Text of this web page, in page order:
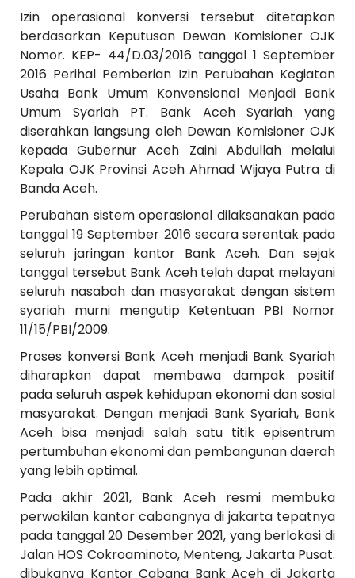
Izin operasional konversi tersebut ditetapkan
berdasarkan Keputusan Dewan Komisioner OJK
Nomor. KEP- 44/D.03/2016 tanggal 1 September
2016 Perihal Pemberian Izin Perubahan Kegiatan
Usaha Bank Umum Konvensional Menjadi Bank
Umum Syariah PT. Bank Aceh Syariah yang
diserahkan langsung oleh Dewan Komisioner OJK
kepada Gubernur Aceh Zaini Abdullah melalui
Kepala OJK Provinsi Aceh Ahmad Wijaya Putra di
Banda Aceh.
Perubahan sistem operasional dilaksanakan pada
tanggal 19 September 2016 secara serentak pada
seluruh jaringan kantor Bank Aceh. Dan sejak
tanggal tersebut Bank Aceh telah dapat melayani
seluruh nasabah dan masyarakat dengan sistem
syariah murni mengutip Ketentuan PBI Nomor
11/15/PBI/2009.
Proses konversi Bank Aceh menjadi Bank Syariah
diharapkan dapat membawa dampak positif
pada seluruh aspek kehidupan ekonomi dan sosial
masyarakat. Dengan menjadi Bank Syariah, Bank
Aceh bisa menjadi salah satu titik episentrum
pertumbuhan ekonomi dan pembangunan daerah
yang lebih optimal.
Pada akhir 2021, Bank Aceh resmi membuka
perwakilan kantor cabangnya di jakarta tepatnya
pada tanggal 20 Desember 2021, yang berlokasi di
Jalan HOS Cokroaminoto, Menteng, Jakarta Pusat.
dibukanya Kantor Cabang Bank Aceh di Jakarta